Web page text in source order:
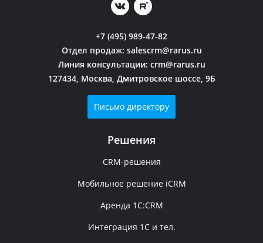
+7 (495) 989-47-82
Отдел продаж: salescrm@rarus.ru
Линия консультации: crm@rarus.ru
127434, Москва, Дмитровское шоссе, 9Б
Письмо директору
Решения
CRM-решения
Мобильное решение iCRM
Аренда 1C:CRM
Интеграция 1С и тел.